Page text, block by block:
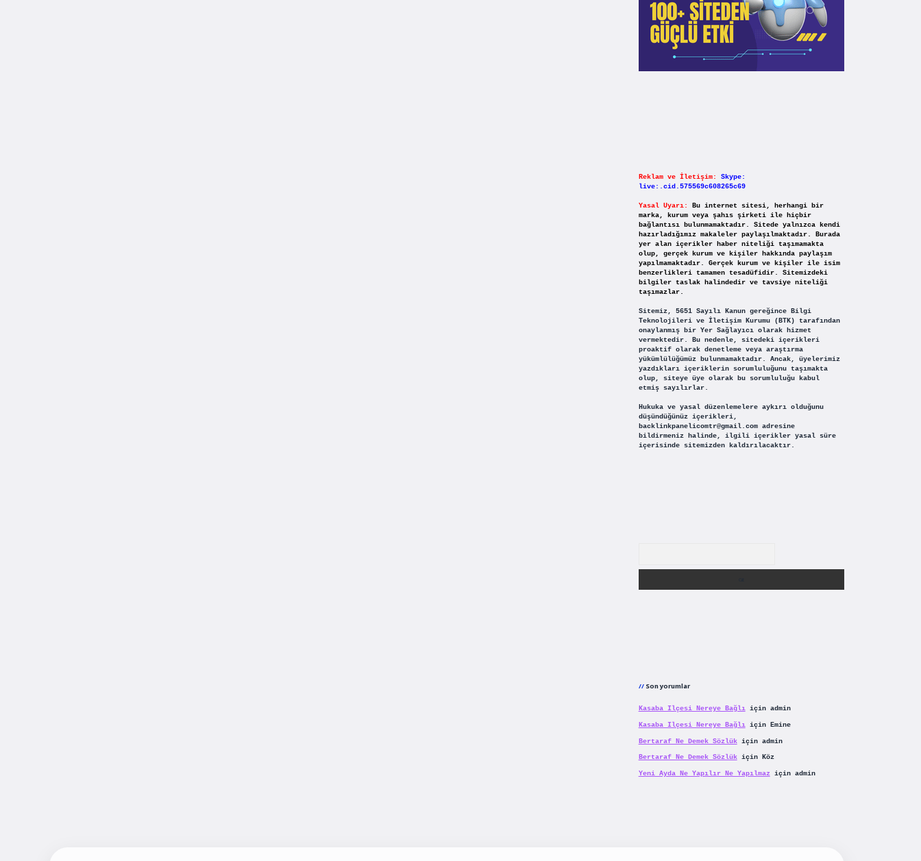
Reklam ve İletişim:
Skype:
live:.cid.575569c608265c69
Yasal Uyarı:
Bu internet sitesi, herhangi bir
marka, kurum veya şahıs şirketi ile hiçbir
bağlantısı bulunmamaktadır. Sitede yalnızca kendi
hazırladığımız makaleler paylaşılmaktadır. Burada
yer alan içerikler haber niteliği taşımamakta
olup, gerçek kurum ve kişiler hakkında paylaşım
yapılmamaktadır. Gerçek kurum ve kişiler ile isim
benzerlikleri tamamen tesadüfidir. Sitemizdeki
bilgiler taslak halindedir ve tavsiye niteliği
taşımazlar.
Sitemiz, 5651 Sayılı Kanun gereğince Bilgi
Teknolojileri ve İletişim Kurumu (BTK) tarafından
onaylanmış bir Yer Sağlayıcı olarak hizmet
vermektedir. Bu nedenle, sitedeki içerikleri
proaktif olarak denetleme veya araştırma
yükümlülüğümüz bulunmamaktadır. Ancak, üyelerimiz
yazdıkları içeriklerin sorumluluğunu taşımakta
olup, siteye üye olarak bu sorumluluğu kabul
etmiş sayılırlar.
Hukuka ve yasal düzenlemelere aykırı olduğunu
düşündüğünüz içerikleri,
backlinkpanelicomtr@gmail.comadresine
bildirmeniz halinde, ilgili içerikler yasal süre
içerisinde sitemizden kaldırılacaktır.
Son yorumlar
Kasaba Ilçesi Nereye Bağlıiçin admin
Kasaba Ilçesi Nereye Bağlıiçin Emine
Bertaraf Ne Demek Sözlükiçin admin
Bertaraf Ne Demek Sözlükiçin Köz
Yeni Ayda Ne Yapılır Ne Yapılmaziçin admin